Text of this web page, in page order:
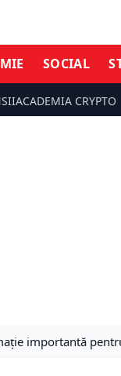
SOCIAL
ACADEMIA CRYPTO
importantă